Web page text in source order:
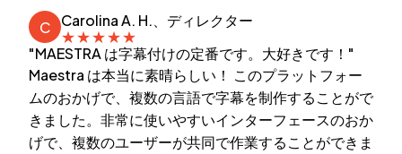
C
Carolina A. H.、ディレクター
★★★★★
"MAESTRA は字幕付けの定番です。大好きです！"
Maestra は本当に素晴らしい！ このプラットフォー
ムのおかげで、複数の言語で字幕を制作することがで
きました。非常に使いやすいインターフェースのおか
げで、複数のユーザーが共同で作業することができま